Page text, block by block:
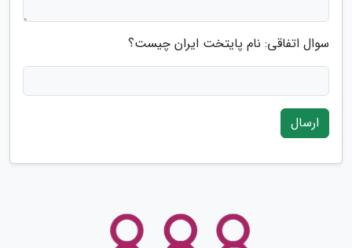
سوال اتفاقی: نام پایتخت ایران چیست؟
ارسال